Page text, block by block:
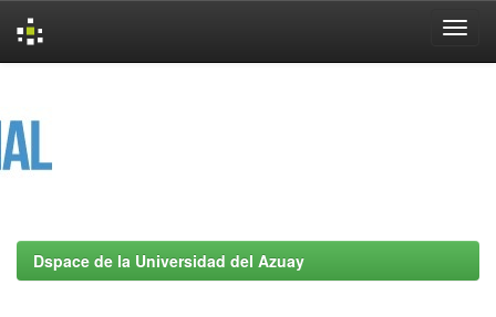
Dspace de la Universidad del Azuay